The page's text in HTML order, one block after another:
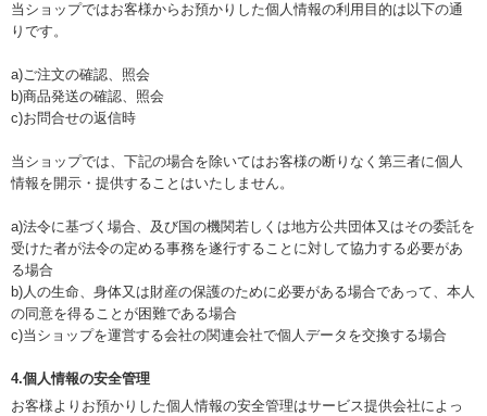
当ショップではお客様からお預かりした個人情報の利用目的は以下の通
りです。
a)ご注文の確認、照会
b)商品発送の確認、照会
c)お問合せの返信時
当ショップでは、下記の場合を除いてはお客様の断りなく第三者に個人
情報を開示・提供することはいたしません。
a)法令に基づく場合、及び国の機関若しくは地方公共団体又はその委託を
受けた者が法令の定める事務を遂行することに対して協力する必要があ
る場合
b)人の生命、身体又は財産の保護のために必要がある場合であって、本人
の同意を得ることが困難である場合
c)当ショップを運営する会社の関連会社で個人データを交換する場合
4.個人情報の安全管理
お客様よりお預かりした個人情報の安全管理はサービス提供会社によっ